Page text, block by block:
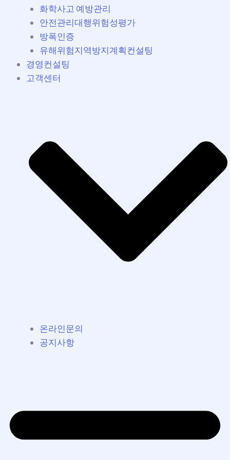
화학사고 예방관리
안전관리대행위험성평가
방폭인증
유해위험지역방지계획컨설팅
경영컨설팅
고객센터
온라인문의
공지사항